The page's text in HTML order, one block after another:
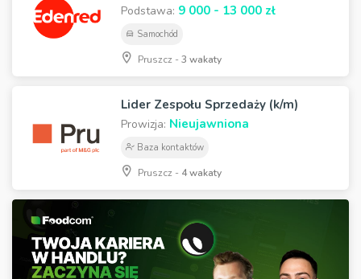
Podstawa: 9 000 - 13 000 zł
Samochód
Pruszcz -3 wakaty
Lider Zespołu Sprzedaży (k/m)
Prowizja: Nieujawniona
Baza kontaktów
Pruszcz - 4 wakaty